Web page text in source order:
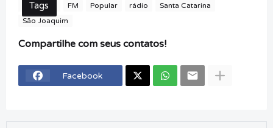
Tags FM Popular rádio
Santa Catarina
São Joaquim
Compartilhe com seus contatos!
Facebook